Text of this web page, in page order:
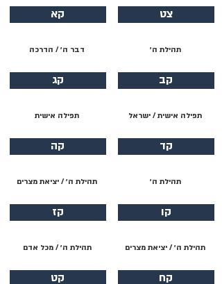
צט
תהילת ה׳
קב
תפילה אישית / ישראל
קד
תהילת ה׳
קו
תהילת ה׳ / יציאת מצרים
קח
קא
דבר ה׳ / הדרכה
קג
תפילה אישית
קה
תהילת ה׳ / יציאת מצרים
קז
תהילת ה׳ / מכל אדם
קט